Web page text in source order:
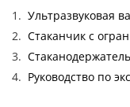
Ультразвуковая
Стаканчик с
Руководство по